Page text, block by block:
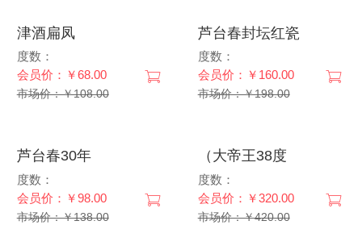
津酒扁凤
度数：
会员价：￥68.00
市场价：￥108.00
芦台春封坛红瓷
度数：
会员价：￥160.00
市场价：￥198.00
芦台春30年
度数：
会员价：￥98.00
市场价：￥138.00
（大帝王38度
度数：
会员价：￥320.00
市场价：￥420.00